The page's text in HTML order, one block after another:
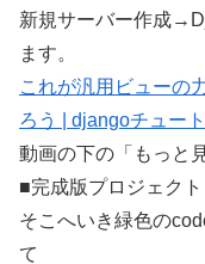
新規サーバー作成
ます。
これが汎用ビューの
ろう | djangoチュー
動画の下の「もっと
■完成版プロジェク
そこへいき緑色の
て